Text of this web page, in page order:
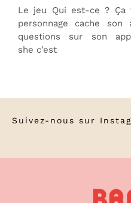
Le jeu Qui est-ce ? Ça
personnage cache son
questions sur son
she c’est
Suivez-nous sur